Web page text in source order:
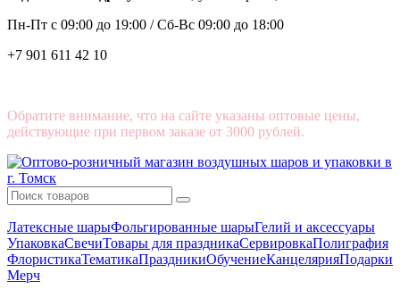
Пн-Пт с 09:00 до 19:00 /Сб-Вс 09:00 до 18:00
+7 901 611 42 10
Обратите внимание, что на сайте указаны оптовые цены,
действующие при первом заказе от 3000 рублей.
Латексные шарыФольгированные шарыГелий и аксессуары
УпаковкаСвечиТовары для праздникаСервировкаПолиграфия
ФлористикаТематикаПраздникиОбучениеКанцелярияПодарки
Мерч